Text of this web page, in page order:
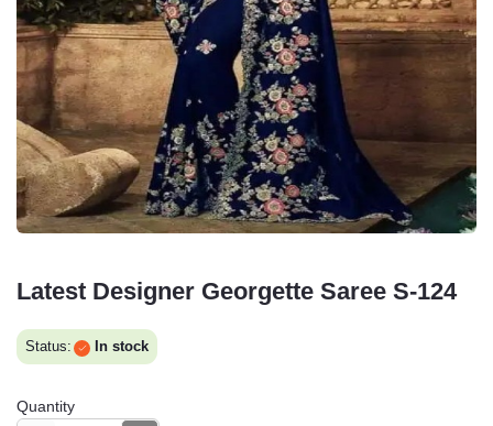
Latest Designer Georgette Saree S-124
Status: In stock
Quantity